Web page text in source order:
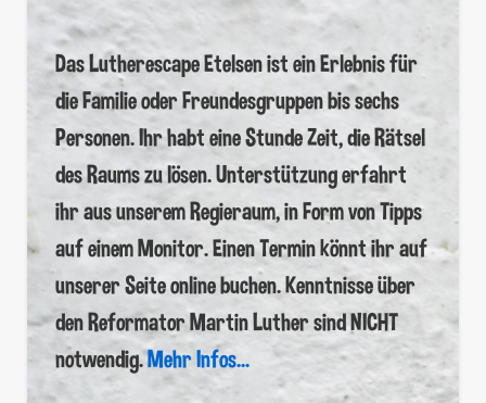
Das Lutherescape Etelsen ist ein Erlebnis für
die Familie oder Freundesgruppen bis sechs
Personen. Ihr habt eine Stunde Zeit, die Rätsel
des Raums zu lösen. Unterstützung erfahrt
ihr aus unserem Regieraum, in Form von Tipps
auf einem Monitor. Einen Termin könnt ihr auf
unserer Seite online buchen. Kenntnisse über
den Reformator Martin Luther sind NICHT
notwendig.Mehr Infos...